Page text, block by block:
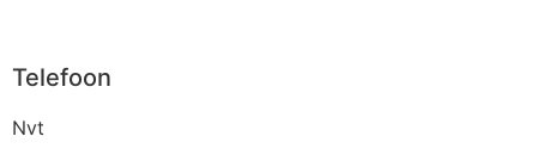
Telefoon
Nvt